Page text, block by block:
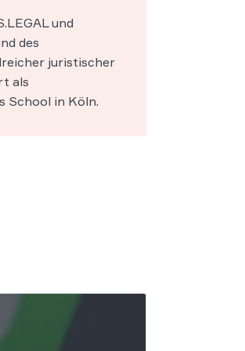
und
des
juristischer
als
School in Köln.